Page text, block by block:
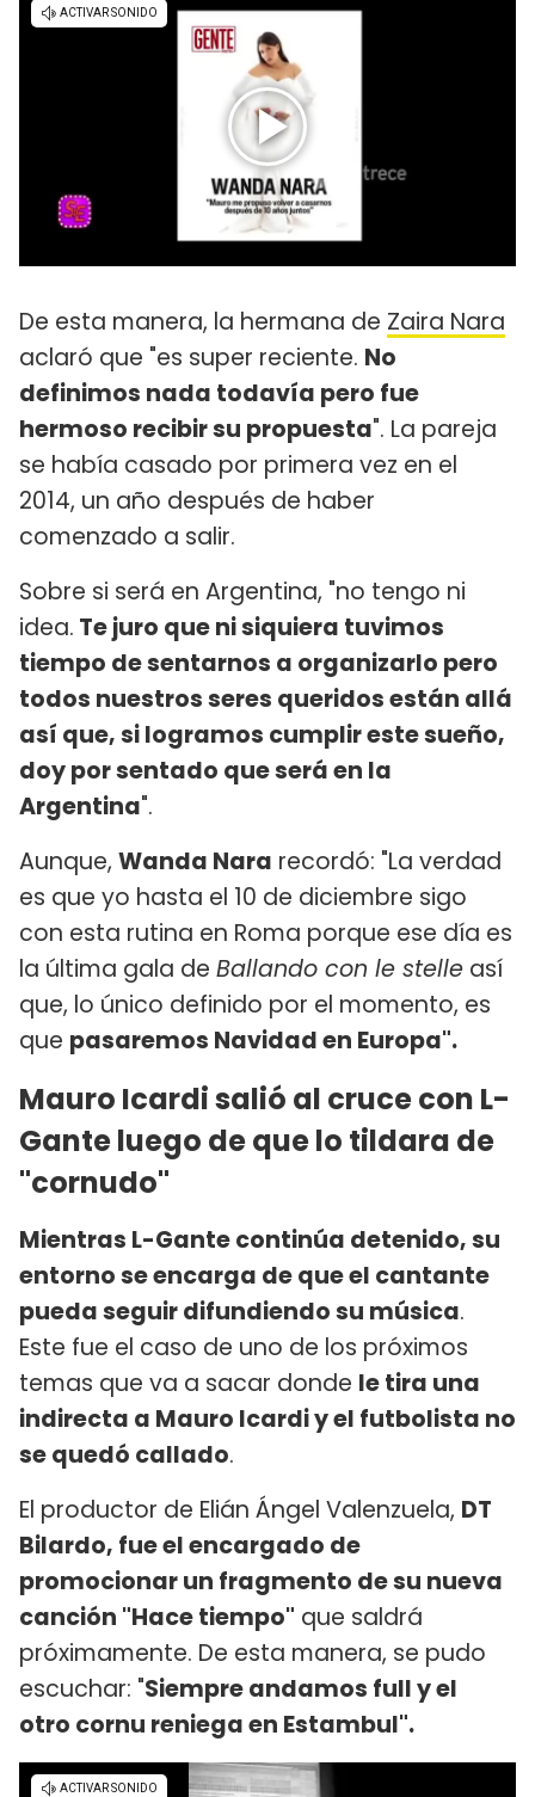
De esta manera, la hermana de Zaira Nara
aclaró que "es super reciente. No
definimos nada todavía pero fue
hermoso recibir su propuesta". La pareja
se había casado por primera vez en el
2014, un año después de haber
comenzado a salir.
Sobre si será en Argentina, "no tengo ni
idea. Te juro que ni siquiera tuvimos
tiempo de sentarnos a organizarlo pero
todos nuestros seres queridos están allá
así que, si logramos cumplir este sueño,
doy por sentado que será en la
Argentina".
Aunque, Wanda Nara recordó: "La verdad
es que yo hasta el 10 de diciembre sigo
con esta rutina en Roma porque ese día es
la última gala de Ballando con le stelle así
que, lo único definido por el momento, es
que pasaremos Navidad en Europa".
Mauro Icardi salió al cruce con L-
Gante luego de que lo tildara de
"cornudo"
Mientras L-Gante continúa detenido, su
entorno se encarga de que el cantante
pueda seguir difundiendo su música.
Este fue el caso de uno de los próximos
temas que va a sacar donde le tira una
indirecta a Mauro Icardi y el futbolista no
se quedó callado.
El productor de Elián Ángel Valenzuela, DT
Bilardo, fue el encargado de
promocionar un fragmento de su nueva
canción "Hace tiempo" que saldrá
próximamente. De esta manera, se pudo
escuchar: "Siempre andamos full y el
otro cornu reniega en Estambul".